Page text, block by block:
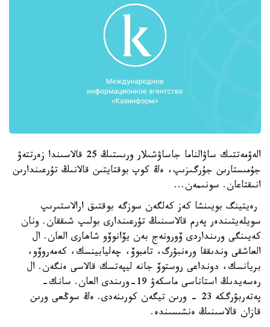
الەۋمەتتىك ساۋالناما جاساۋشىلار ورىستىڭ 25 قالاسىندا زەرتتەۋ
جۇمىستارىن جۇرگىزىپ، ەڭ كوپ بوقتايتىن قالانىڭ تۇرعىندارىن
انىقتاعان. سونىمەن...
رەيتينگ بويىنشا كەز كەلگەن سوزگە بوقتىق ارالاستىرىپ
سويلەيتىندەر پەرم قالاسىنىڭ تۇرعىندارى بولىپ شىققان. ونان
كەيىنگى ورىنداردى ۆورونەج بەن يۆانوۆو شاھارى العان. ال
العاشقى وندىققا ورەنبۋرگ، تامبوۆ، چەليابينسك، كەمەروۆو،
بريانسك، دونداعى روستوۆ جانە ليپەتسك قالاسى ەنگەن. ال
رەسەيدىڭ استاناسى ماسكەۋ 19-ورىندى العان. سانك-
پەتەربۋرگكە 23 - ورىن تيگەن كورىنەدى. ەڭ سوڭعى ورىن
قازان قالاسىنىڭ ەنشىسىندە.